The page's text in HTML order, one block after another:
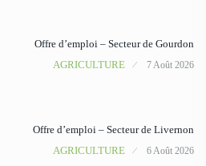
Offre d’emploi – Secteur de Gourdon
AGRICULTURE
7 Août 2026
Offre d’emploi – Secteur de Livernon
AGRICULTURE
6 Août 2026